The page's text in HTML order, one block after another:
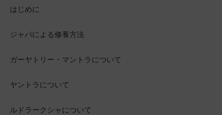
はじめに
ジャパによる修養方法
ガーヤトリー・マントラについて
ヤントラについて
ルドラークシャについて